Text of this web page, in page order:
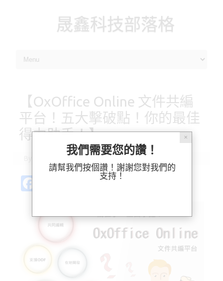
晟鑫科技部落格
【OxOffice Online 文件共編
平台！五大擊破點！你的最佳
得力助手！】
e
b
o
o
k
M
t
o
Bl
es
k
✕
我們需要您的讚！
請幫我們按個讚！謝謝您對我們的
支持！